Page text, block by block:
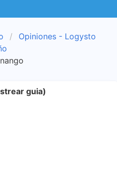
Opiniones - Logysto
guia)